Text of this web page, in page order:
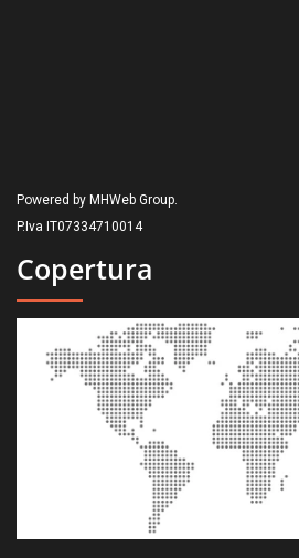
Powered by MHWeb Group.
P.Iva IT07334710014
Copertura